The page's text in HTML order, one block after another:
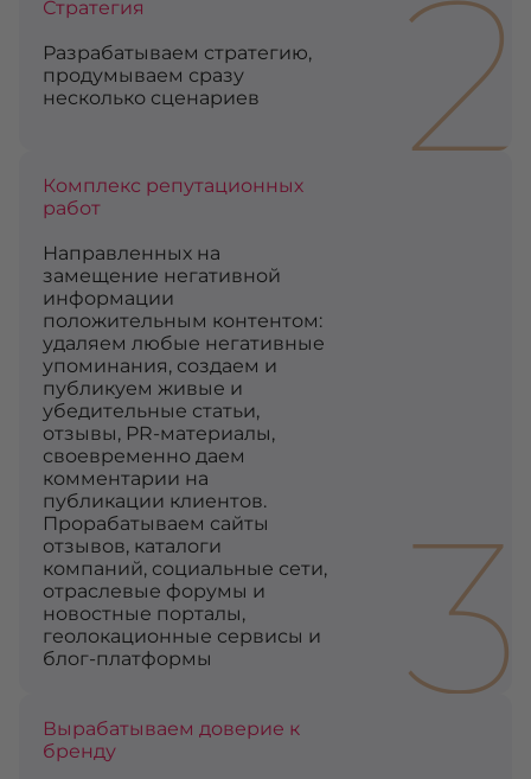
Стратегия
Разрабатываем стратегию,
продумываем сразу
несколько сценариев
2
Комплекс репутационных
работ
Направленных на
замещение негативной
информации
положительным контентом:
удаляем любые негативные
упоминания, создаем и
публикуем живые и
убедительные статьи,
отзывы, PR-материалы,
своевременно даем
комментарии на
публикации клиентов.
Прорабатываем сайты
отзывов, каталоги
компаний, социальные сети,
отраслевые форумы и
новостные порталы,
геолокационные сервисы и
блог-платформы
3
Вырабатываем доверие к
бренду